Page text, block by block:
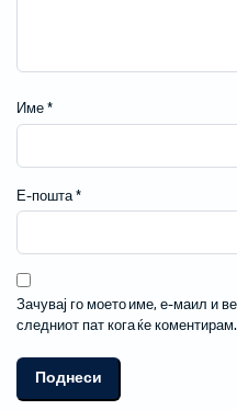
Име *
Е-пошта *
Зачувај го моето име, е-маил и
следниот пат кога ќе коментирам.